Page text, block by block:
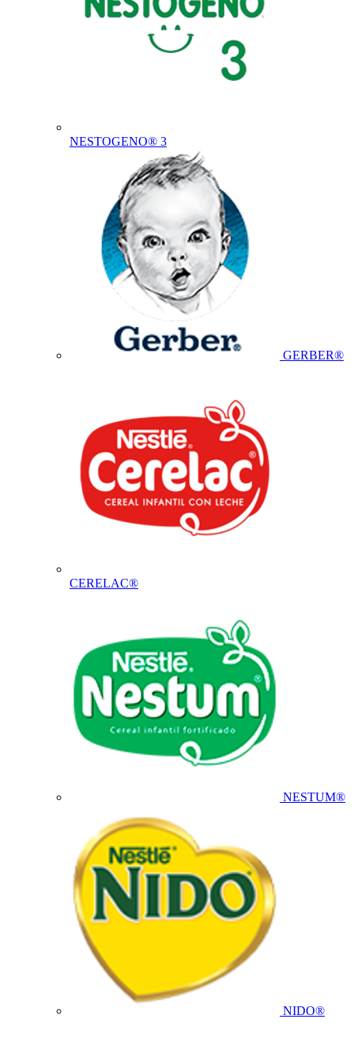
NESTOGENO® 3
GERBER®
CERELAC®
NESTUM®
NIDO®